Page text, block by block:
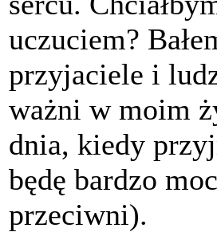
uczuciem?
przyjaciele i
ważni w moim
dnia, kiedy
będę bardzo
przeciwni).